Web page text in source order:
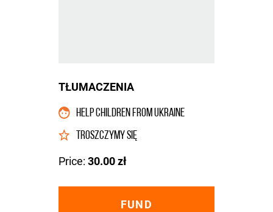
TŁUMACZENIA
HELP CHILDREN FROM UKRAINE
TROSZCZYMY SIĘ
Price: 30.00 zł
FUND